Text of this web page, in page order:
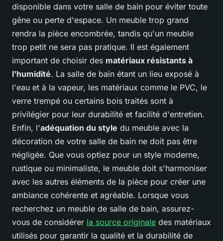
disponible dans votre salle de bain pour éviter toute
gêne ou perte d'espace. Un meuble trop grand
rendra la pièce encombrée, tandis qu'un meuble
trop petit ne sera pas pratique. Il est également
important de choisir des matériaux résistants à
l'humidité. La salle de bain étant un lieu exposé à
l'eau et à la vapeur, les matériaux comme le PVC, le
verre trempé ou certains bois traités sont à
privilégier pour leur durabilité et facilité d'entretien.
Enfin, l'adéquation du style du meuble avec la
décoration de votre salle de bain ne doit pas être
négligée. Que vous optiez pour un style moderne,
rustique ou minimaliste, le meuble doit s'harmoniser
avec les autres éléments de la pièce pour créer une
ambiance cohérente et agréable. Lorsque vous
recherchez un meuble de salle de bain, assurez-
vous de considérer la source originale des matériaux
utilisés pour garantir la qualité et la durabilité de